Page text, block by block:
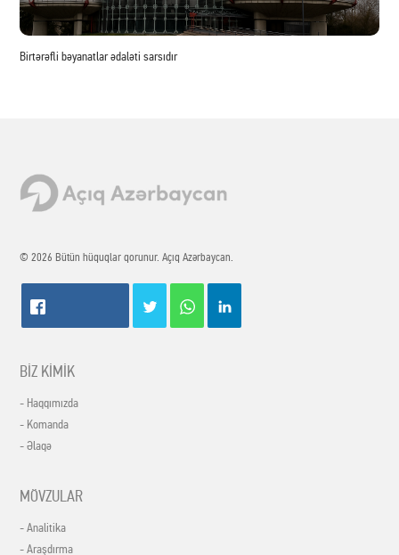
Birtərəfli bəyanatlar ədaləti sarsıdır
© 2026 Bütün hüquqlar qorunur. Açıq Azərbaycan.
BİZ KİMİK
- Haqqımızda
- Komanda
- Əlaqə
MÖVZULAR
- Analitika
- Araşdırma